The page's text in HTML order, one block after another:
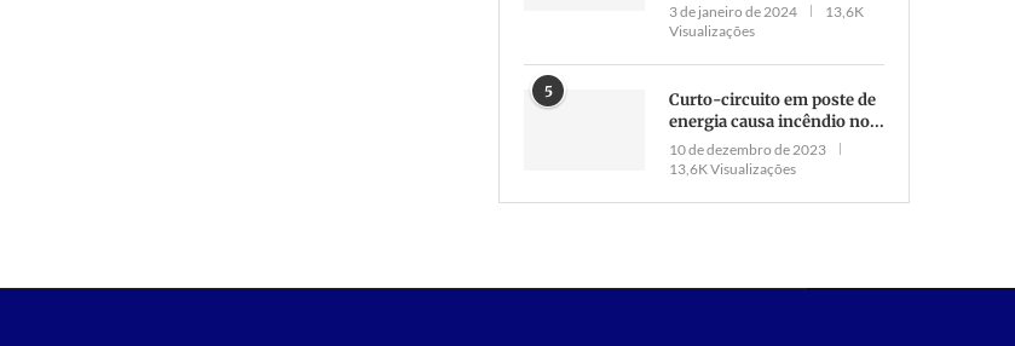
3 de janeiro de 2024
13,6K
Visualizações
5
Curto-circuito em poste de
energia causa incêndio no...
10 de dezembro de 2023
13,6K Visualizações